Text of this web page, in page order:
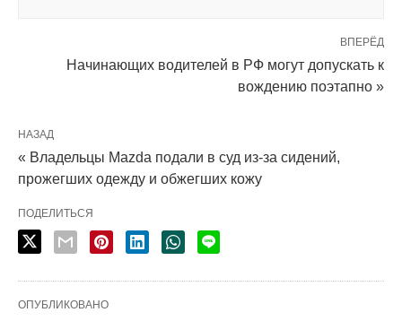
ВПЕРЁД
Начинающих водителей в РФ могут допускать к
вождению поэтапно »
НАЗАД
« Владельцы Mazda подали в суд из-за сидений,
прожегших одежду и обжегших кожу
ПОДЕЛИТЬСЯ
ОПУБЛИКОВАНО